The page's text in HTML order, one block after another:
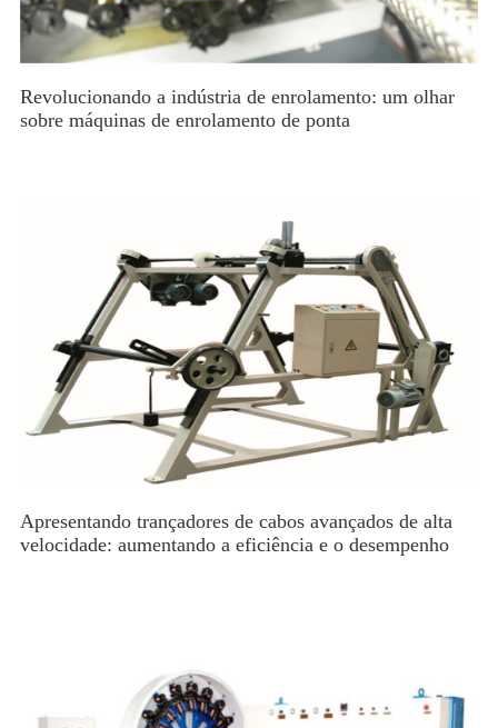
Revolucionando a indústria de enrolamento: um olhar
sobre máquinas de enrolamento de ponta
Apresentando trançadores de cabos avançados de alta
velocidade: aumentando a eficiência e o desempenho